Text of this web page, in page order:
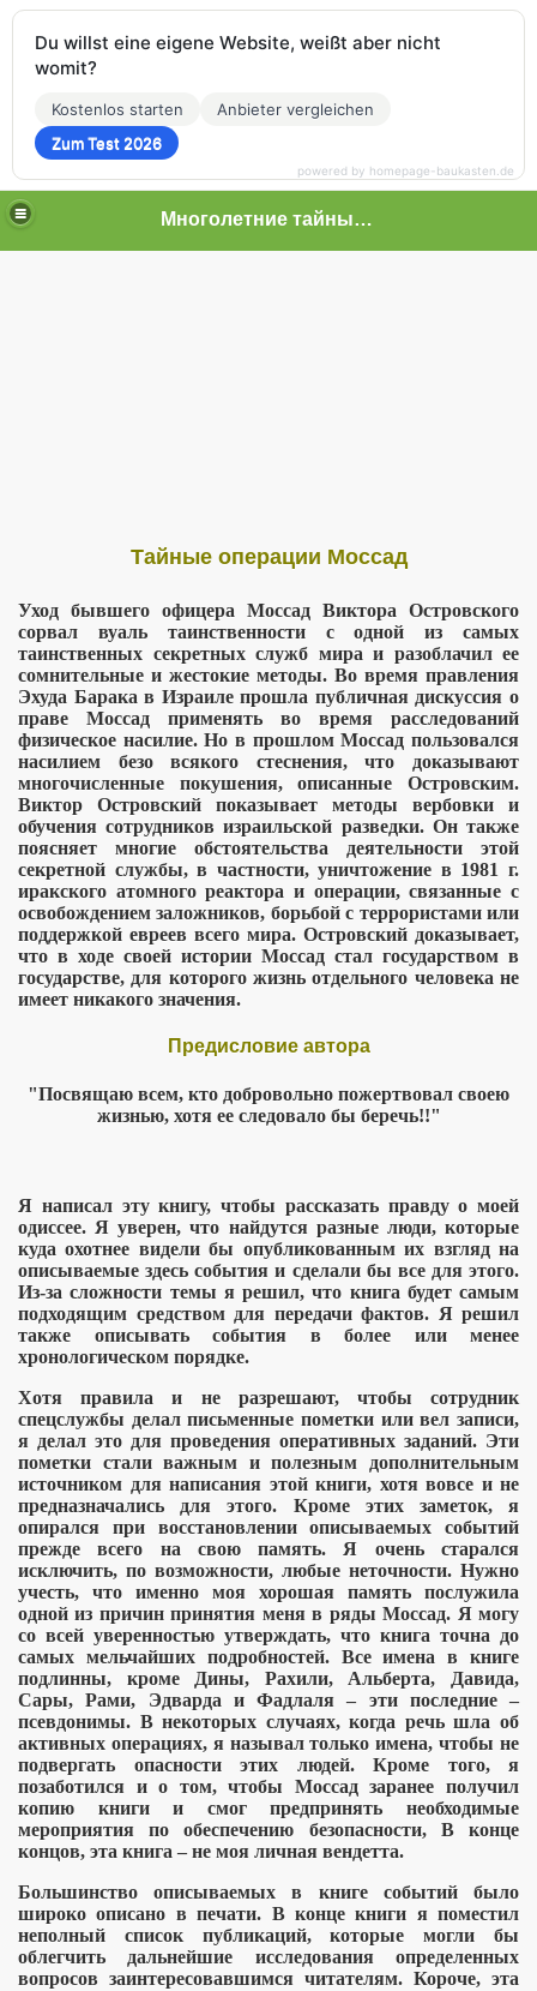
Многолетние тайные пытки граждан
Тайные операции Моссад
Уход бывшего офицера Моссад Виктора Островского
сорвал вуаль таинственности с одной из самых
таинственных секретных служб мира и разоблачил ее
сомнительные и жестокие методы. Во время правления
Эхуда Барака в Израиле прошла публичная дискуссия о
праве Моссад применять во время расследований
физическое насилие. Но в прошлом Моссад пользовался
насилием безо всякого стеснения, что доказывают
многочисленные покушения, описанные Островским.
Виктор Островский показывает методы вербовки и
обучения сотрудников израильской разведки. Он также
поясняет многие обстоятельства деятельности этой
секретной службы, в частности, уничтожение в 1981 г.
иракского атомного реактора и операции, связанные с
освобождением заложников, борьбой с террористами или
поддержкой евреев всего мира. Островский доказывает,
что в ходе своей истории Моссад стал государством в
государстве, для которого жизнь отдельного человека не
имеет никакого значения.
Предисловие автора
"Посвящаю всем, кто добровольно пожертвовал своею
жизнью, хотя ее следовало бы беречь!!"
Я написал эту книгу, чтобы рассказать правду о моей
одиссее. Я уверен, что найдутся разные люди, которые
куда охотнее видели бы опубликованным их взгляд на
описываемые здесь события и сделали бы все для этого.
Из-за сложности темы я решил, что книга будет самым
подходящим средством для передачи фактов. Я решил
также описывать события в более или менее
хронологическом порядке.
Хотя правила и не разрешают, чтобы сотрудник
спецслужбы делал письменные пометки или вел записи,
я делал это для проведения оперативных заданий. Эти
пометки стали важным и полезным дополнительным
источником для написания этой книги, хотя вовсе и не
предназначались для этого. Кроме этих заметок, я
опирался при восстановлении описываемых событий
прежде всего на свою память. Я очень старался
исключить, по возможности, любые неточности. Нужно
учесть, что именно моя хорошая память послужила
одной из причин принятия меня в ряды Моссад. Я могу
со всей уверенностью утверждать, что книга точна до
самых мельчайших подробностей. Все имена в книге
подлинны, кроме Дины, Рахили, Альберта, Давида,
Сары, Рами, Эдварда и Фадлаля
– эти последние
–
псевдонимы. В некоторых случаях, когда речь шла об
активных операциях, я называл только имена, чтобы не
подвергать опасности этих людей. Кроме того, я
позаботился и о том, чтобы Моссад заранее получил
копию книги и смог предпринять необходимые
мероприятия по обеспечению безопасности, В конце
концов, эта книга – не моя личная вендетта.
Большинство описываемых в книге событий было
широко описано в печати. В конце книги я поместил
неполный список публикаций, которые могли бы
облегчить дальнейшие исследования определенных
вопросов заинтересовавшимся читателям. Короче, эта
агентов
в психотронном терроре
«штази»
Du willst eine eigene Website, weißt aber nicht
womit?
Kostenlos starten
Anbieter vergleichen
Zum Test 2026
powered by homepage-baukasten.de